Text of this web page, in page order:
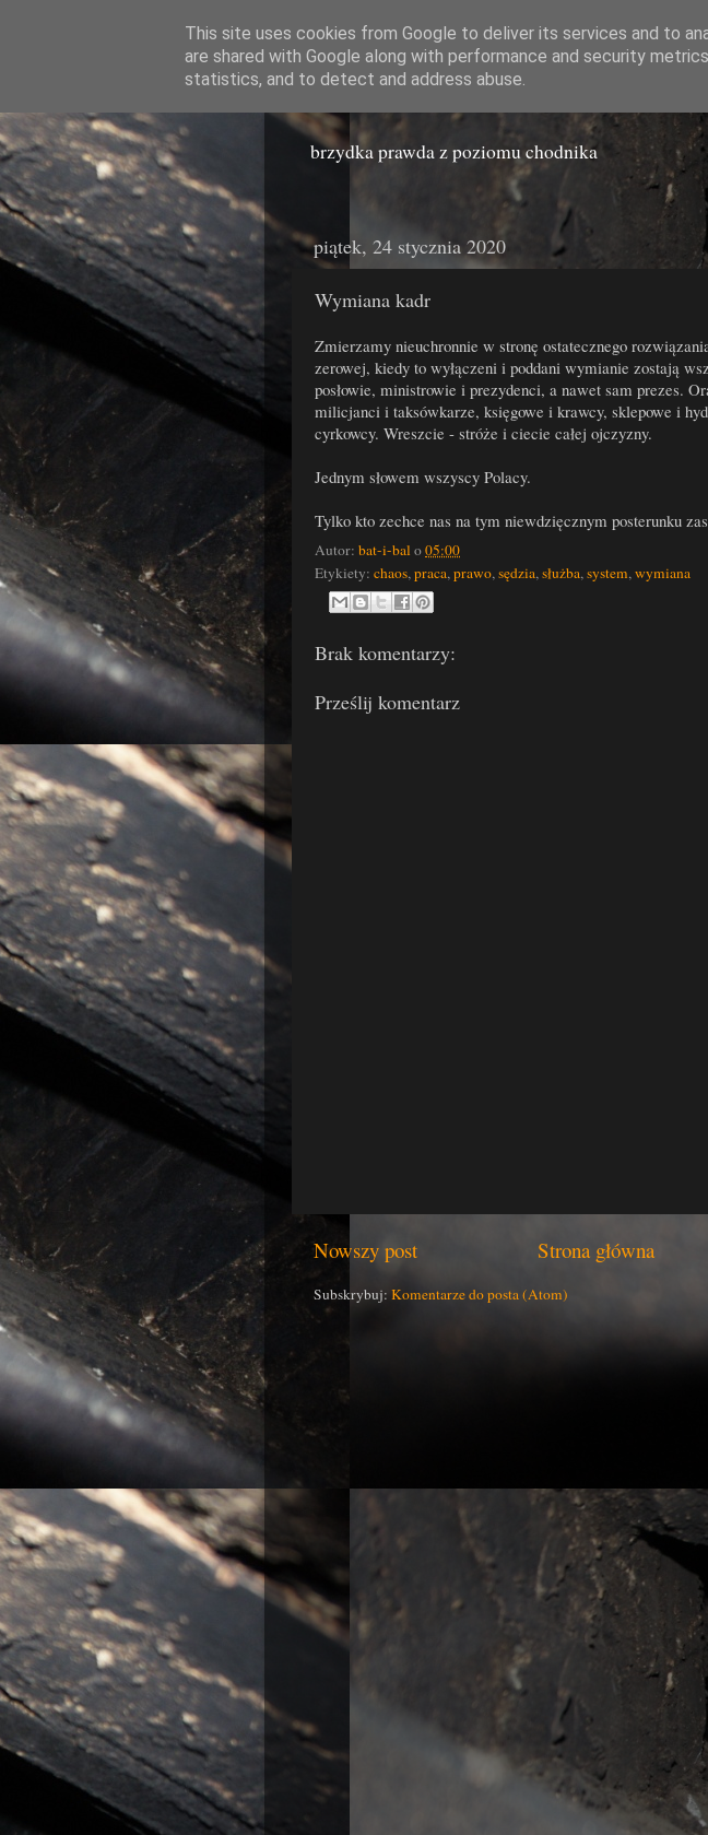
Miasto Gówna
brzydka prawda z poziomu chodnika
piątek, 24 stycznia 2020
Wymiana kadr
Zmierzamy nieuchronnie w stronę ostatecznego
zerowej, kiedy to wyłączeni i poddani wymianie zostają
posłowie, ministrowie i prezydenci, a nawet sam prezes.
milicjanci i taksówkarze, księgowe i krawcy, sklepowe i
cyrkowcy. Wreszcie - stróże i ciecie całej ojczyzny.
Jednym słowem wszyscy Polacy.
Tylko kto zechce nas na tym niewdzięcznym posterunku
Autor: bat-i-bal o05:00
Etykiety: chaos, praca, prawo, sędzia, służba, system, wymiana
Brak komentarzy:
Prześlij komentarz
Nowszy post Strona główna
Subskrybuj: Komentarze do posta (Atom)
This site uses cookies from Google to deliver its services and to
are shared with Google along with performance and security
statistics, and to detect and address abuse.